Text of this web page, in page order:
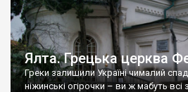
Ялта. Грецька церква
Греки залишили Україні чималий
ніжинські огірочки – ви ж мабуть всі